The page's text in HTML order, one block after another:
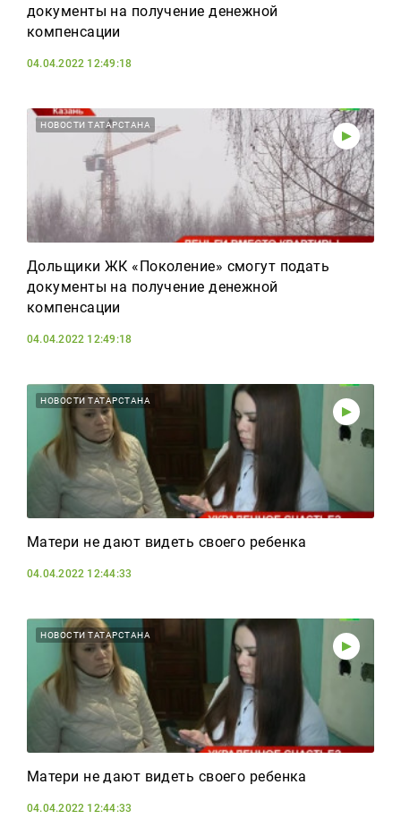
документы на получение денежной
компенсации
04.04.2022 12:49:18
НОВОСТИ ТАТАРСТАНА
Дольщики ЖК «Поколение» смогут подать
документы на получение денежной
компенсации
04.04.2022 12:49:18
НОВОСТИ ТАТАРСТАНА
Матери не дают видеть своего ребенка
04.04.2022 12:44:33
НОВОСТИ ТАТАРСТАНА
Матери не дают видеть своего ребенка
04.04.2022 12:44:33